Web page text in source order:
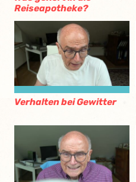
Reiseapotheke?
Verhalten bei Gewitter